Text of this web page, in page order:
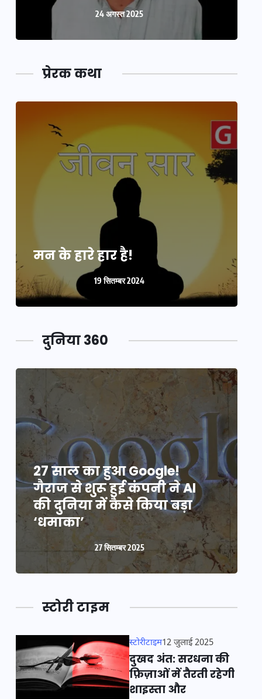
24 अगस्त 2025
प्रेरक कथा
मन के हारे हार है!
19 सितम्बर 2024
दुनिया 360
27 साल का हुआ Google!
गैराज से शुरू हुई कंपनी ने AI
की दुनिया में कैसे किया बड़ा
‘धमाका’
27 सितम्बर 2025
स्टोरी टाइम
स्टोरीटाइम12 जुलाई 2025
दुखद अंत: सरधना की
फ़िज़ाओं में तैरती रहेगी
शाइस्ता और